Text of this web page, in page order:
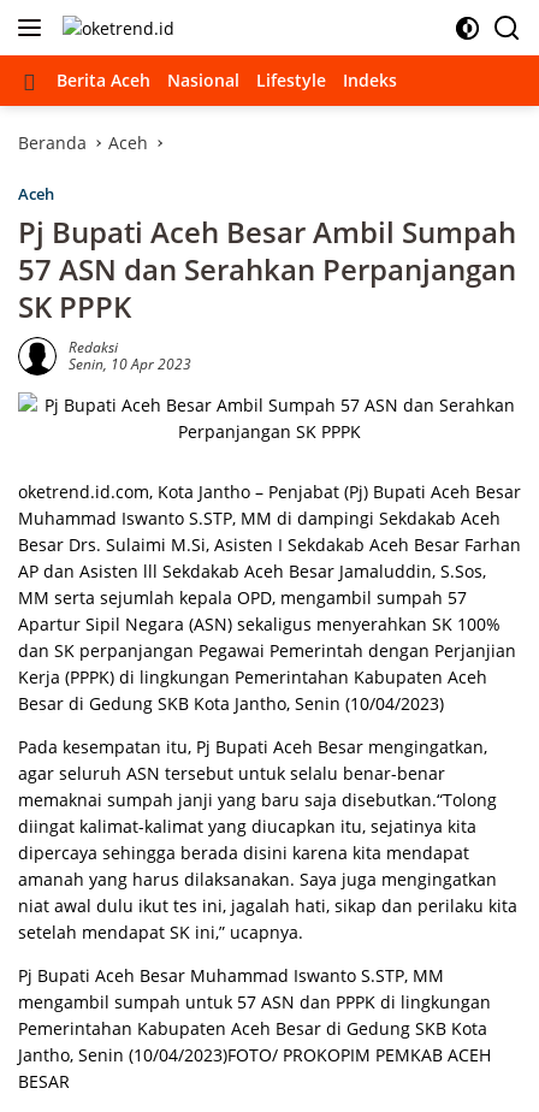
Langsung
Beranda
Berita Aceh Nasional Lifestyle Indeks
Beranda Aceh
Aceh
Pj Bupati Aceh Besar Ambil Sumpah
57 ASN dan Serahkan Perpanjangan
SK PPPK
Redaksi
Senin, 10 Apr 2023
oketrend.id.com, Kota Jantho – Penjabat (Pj) Bupati Aceh Besar
Muhammad Iswanto S.STP, MM di dampingi Sekdakab Aceh
Besar Drs. Sulaimi M.Si, Asisten I Sekdakab Aceh Besar Farhan
AP dan Asisten lll Sekdakab Aceh Besar Jamaluddin, S.Sos,
MM serta sejumlah kepala OPD, mengambil sumpah 57
Apartur Sipil Negara (ASN) sekaligus menyerahkan SK 100%
dan SK perpanjangan Pegawai Pemerintah dengan Perjanjian
Kerja (PPPK) di lingkungan Pemerintahan Kabupaten Aceh
Besar di Gedung SKB Kota Jantho, Senin (10/04/2023)
Pada kesempatan itu, Pj Bupati Aceh Besar mengingatkan,
agar seluruh ASN tersebut untuk selalu benar-benar
memaknai sumpah janji yang baru saja disebutkan.“Tolong
diingat kalimat-kalimat yang diucapkan itu, sejatinya kita
dipercaya sehingga berada disini karena kita mendapat
amanah yang harus dilaksanakan. Saya juga mengingatkan
niat awal dulu ikut tes ini, jagalah hati, sikap dan perilaku kita
setelah mendapat SK ini,” ucapnya.
Pj Bupati Aceh Besar Muhammad Iswanto S.STP, MM
mengambil sumpah untuk 57 ASN dan PPPK di lingkungan
Pemerintahan Kabupaten Aceh Besar di Gedung SKB Kota
Jantho, Senin (10/04/2023)FOTO/ PROKOPIM PEMKAB ACEH
BESAR